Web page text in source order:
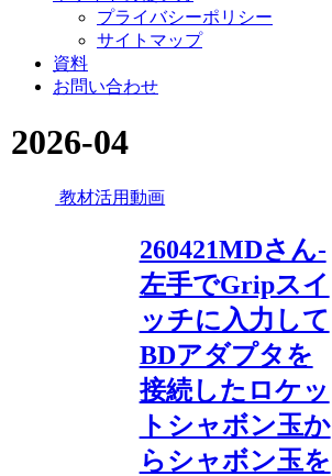
プライバシーポリシー
サイトマップ
資料
お問い合わせ
2026-04
教材活用動画
260421MDさん-
左手でGripスイ
ッチに入力して
BDアダプタを
接続したロケッ
トシャボン玉か
らシャボン玉を